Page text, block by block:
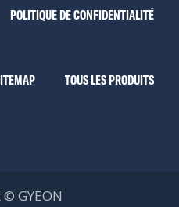
POLITIQUE DE CONFIDENTIALITÉ
TOUS LES PRODUITS
GYEON